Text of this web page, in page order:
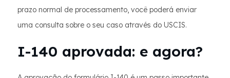
prazo normal de processamento, você poderá enviar
uma consulta sobre o seu caso através do USCIS.
I-140 aprovada: e agora?